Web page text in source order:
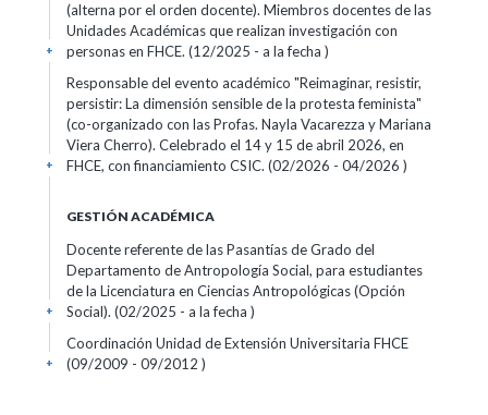
(alterna por el orden docente). Miembros docentes de las
Unidades Académicas que realizan investigación con
personas en FHCE. (12/2025 - a la fecha )
+
Responsable del evento académico "Reimaginar, resistir,
persistir: La dimensión sensible de la protesta feminista"
(co-organizado con las Profas. Nayla Vacarezza y Mariana
Viera Cherro). Celebrado el 14 y 15 de abril 2026, en
FHCE, con financiamiento CSIC. (02/2026 - 04/2026 )
+
GESTIÓN ACADÉMICA
Docente referente de las Pasantías de Grado del
Departamento de Antropología Social, para estudiantes
de la Licenciatura en Ciencias Antropológicas (Opción
Social). (02/2025 - a la fecha )
+
Coordinación Unidad de Extensión Universitaria FHCE
(09/2009 - 09/2012 )
+